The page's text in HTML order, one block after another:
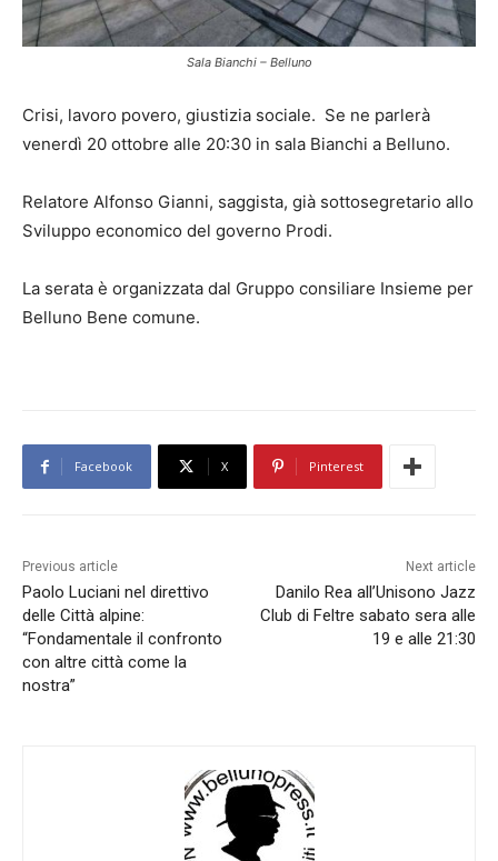
Sala Bianchi – Belluno
Crisi, lavoro povero, giustizia sociale. Se ne parlerà
venerdì 20 ottobre alle 20:30 in sala Bianchi a Belluno.
Relatore Alfonso Gianni, saggista, già sottosegretario allo
Sviluppo economico del governo Prodi.
La serata è organizzata dal Gruppo consiliare Insieme per
Belluno Bene comune.
Facebook X Pinterest
Previous article
Paolo Luciani nel direttivo
delle Città alpine:
“Fondamentale il confronto
con altre città come la
nostra”
Next article
Danilo Rea all’Unisono Jazz
Club di Feltre sabato sera alle
19 e alle 21:30